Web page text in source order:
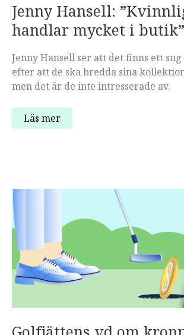
Jenny Hansell:
handlar mycket i butik”
Jenny Hansell ser att det finns ett
efter att de ska bredda sina
men det är de inte intresserade av.
Jenny
Hansell:
Läs mer